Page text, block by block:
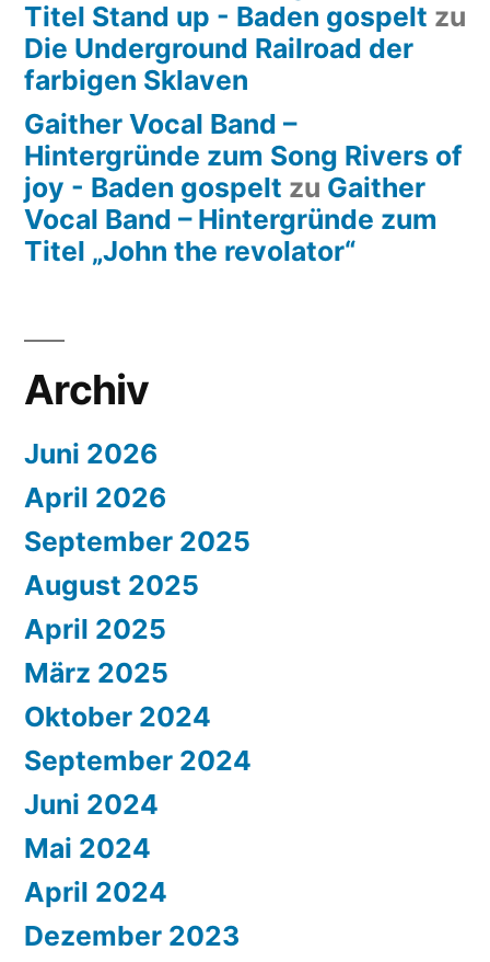
Titel Stand up - Baden gospelt zu
Die Underground Railroad der
farbigen Sklaven
Gaither Vocal Band –
Hintergründe zum Song Rivers of
joy - Baden gospelt zu Gaither
Vocal Band – Hintergründe zum
Titel „John the revolator“
Archiv
Juni 2026
April 2026
September 2025
August 2025
April 2025
März 2025
Oktober 2024
September 2024
Juni 2024
Mai 2024
April 2024
Dezember 2023